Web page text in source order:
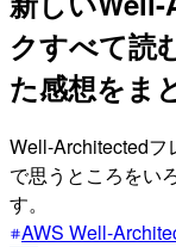
クすべて読
た感想をま
Well-Architectedフ
で思うところをい
す。
AWS Well-